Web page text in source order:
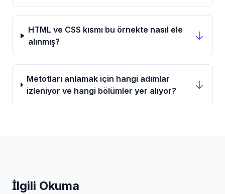
HTML ve CSS kısmı bu örnekte nasıl ele
alınmış?
Metotları anlamak için hangi adımlar
izleniyor ve hangi bölümler yer alıyor?
İlgili Okuma